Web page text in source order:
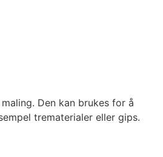
Den kan brukes for å
trematerialer eller gips.